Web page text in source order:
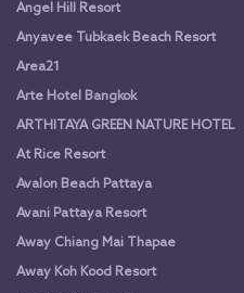
Angel Hill Resort
Anyavee Tubkaek Beach Resort
Area21
Arte Hotel Bangkok
ARTHITAYA GREEN NATURE HOTEL
At Rice Resort
Avalon Beach Pattaya
Avani Pattaya Resort
Away Chiang Mai Thapae
Away Koh Kood Resort